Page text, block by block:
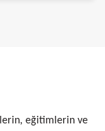
eğitimlerin ve